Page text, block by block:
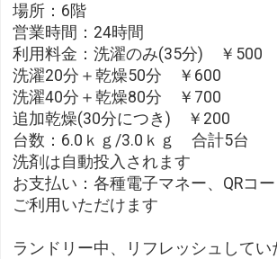
場所：6階
営業時間：24時間
利用料金：洗濯のみ(35分) ￥500
洗濯20分＋乾燥50分 ￥600
洗濯40分＋乾燥80分 ￥700
追加乾燥(30分につき) ￥200
台数：6.0ｋｇ/3.0ｋｇ 合計5台
洗剤は自動投入されます
お支払い：各種電子マネー、QRコ
ご利用いただけます
ランドリー中、リフレッシュして